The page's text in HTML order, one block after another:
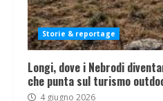
Storie & reportage
Longi, dove i Nebrodi
che punta sul turismo
4 giugno 2026